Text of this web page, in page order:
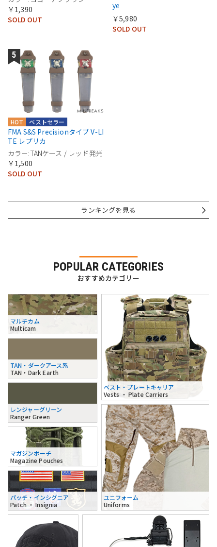
￥1,390
SOLD OUT
ye
￥5,980
SOLD OUT
ベストセラー
HOT
FMA S&S Precisionタイプ V-LI
TE レプリカ
カラー:TANケース / レッド発光
￥1,500
SOLD OUT
ランキングを見る
POPULAR CATEGORIES
おすすめカテゴリー
マルチカム
Multicam
TAN・ダークアース系
TAN・Dark Earth
レンジャーグリーン
Ranger Green
ベスト・プレートキャリア
Vests ・ Plate Carriers
マガジンポーチ
Magazine Pouches
パッチ・インシグニア
Patch ・ Insignia
ユニフォーム
Uniforms